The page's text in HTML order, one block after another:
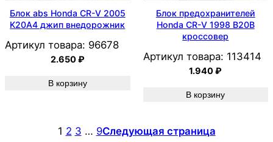
Блок abs Honda CR-V 2005
K20A4 джип внедорожник
Артикул товара: 96678
2.650₽
В корзину
Блок предохранителей
Honda CR-V 1998 B20B
кроссовер
Артикул товара: 113414
1.940₽
В корзину
1 2 3 … 9Следующая страница